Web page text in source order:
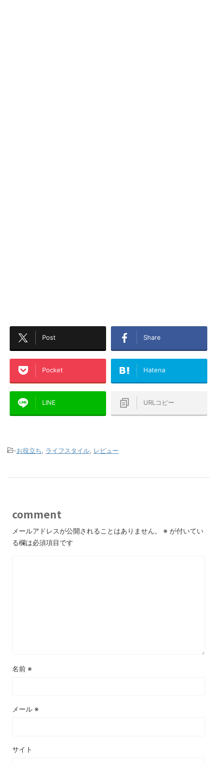
Post Share
Pocket Hatena
LINE URLコピー
-お役立ち ライフスタイル レビュー
comment
メールアドレスが公開されることはありません。 ※ が付いてい
る欄は必須項目です
名前 ※
メール ※
サイト